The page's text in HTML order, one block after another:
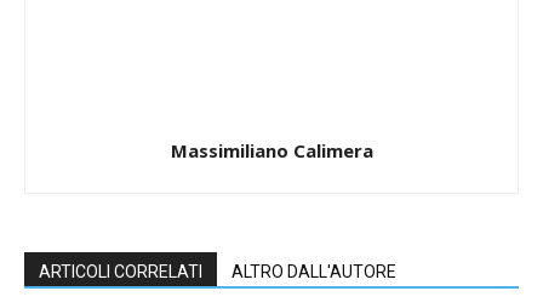
Massimiliano Calimera
ARTICOLI CORRELATI ALTRO DALL'AUTORE